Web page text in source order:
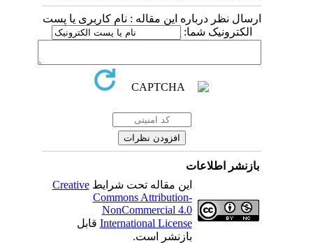
ارسال نظر درباره این مقاله : نام کاربری یا پست
الکترونیک شما:
بازنشر اطلاعات
این مقاله تحت شرایطCreative
Commons Attribution-
NonCommercial 4.0
International Licenseقابل
بازنشر است.